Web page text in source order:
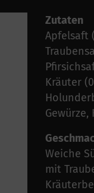
Zutaten
Apfelsaft
Kräuter
Gewürze,
Weiche
mit